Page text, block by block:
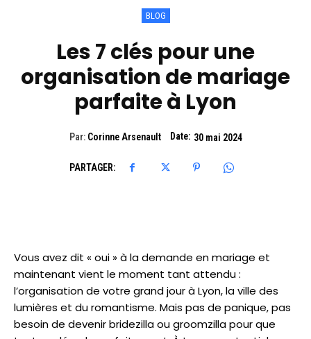
BLOG
Les 7 clés pour une
organisation de mariage
parfaite à Lyon
Par: Corinne Arsenault Date: 30 mai 2024
PARTAGER:
Vous avez dit « oui » à la demande en mariage et
maintenant vient le moment tant attendu :
l’organisation de votre grand jour à Lyon, la ville des
lumières et du romantisme. Mais pas de panique, pas
besoin de devenir bridezilla ou groomzilla pour que